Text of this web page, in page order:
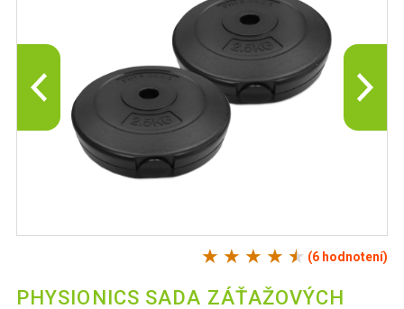
(6 hodnotení)
PHYSIONICS SADA ZÁŤAŽOVÝCH